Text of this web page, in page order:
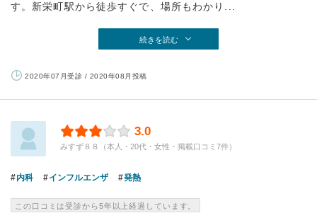
す。新栄町駅から徒歩すぐで、場所もわかり...
続きを読む
2020年07月受診 / 2020年08月投稿
3.0
みすず８８（本人・20代・女性・掲載口コミ7件）
内科 インフルエンザ 発熱
この口コミは受診から5年以上経過しています。